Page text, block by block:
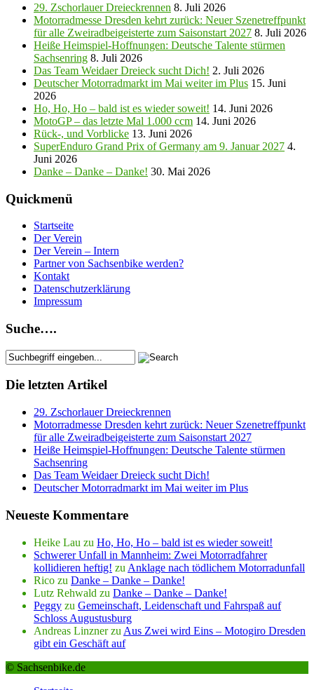
29. Zschorlauer Dreieckrennen 8. Juli 2026
Motorradmesse Dresden kehrt zurück: Neuer Szenetreffpunkt
für alle Zweiradbeigeisterte zum Saisonstart 2027 8. Juli 2026
Heiße Heimspiel-Hoffnungen: Deutsche Talente stürmen
Sachsenring 8. Juli 2026
Das Team Weidaer Dreieck sucht Dich! 2. Juli 2026
Deutscher Motorradmarkt im Mai weiter im Plus 15. Juni
2026
Ho, Ho, Ho – bald ist es wieder soweit! 14. Juni 2026
MotoGP – das letzte Mal 1.000 ccm 14. Juni 2026
Rück-, und Vorblicke 13. Juni 2026
SuperEnduro Grand Prix of Germany am 9. Januar 2027 4.
Juni 2026
Danke – Danke – Danke! 30. Mai 2026
Quickmenü
Startseite
Der Verein
Der Verein – Intern
Partner von Sachsenbike werden?
Kontakt
Datenschutzerklärung
Impressum
Suche….
Die letzten Artikel
29. Zschorlauer Dreieckrennen
Motorradmesse Dresden kehrt zurück: Neuer Szenetreffpunkt
für alle Zweiradbeigeisterte zum Saisonstart 2027
Heiße Heimspiel-Hoffnungen: Deutsche Talente stürmen
Sachsenring
Das Team Weidaer Dreieck sucht Dich!
Deutscher Motorradmarkt im Mai weiter im Plus
Neueste Kommentare
Heike Lau zu Ho, Ho, Ho – bald ist es wieder soweit!
Schwerer Unfall in Mannheim: Zwei Motorradfahrer
kollidieren heftig! zu Anklage nach tödlichem Motorradunfall
Rico zu Danke – Danke – Danke!
Lutz Rehwald zu Danke – Danke – Danke!
Peggy zu Gemeinschaft, Leidenschaft und Fahrspaß auf
Schloss Augustusburg
Andreas Linznerzu Aus Zwei wird Eins – Motogiro Dresden
gibt ein Geschäft auf
© Sachsenbike.de